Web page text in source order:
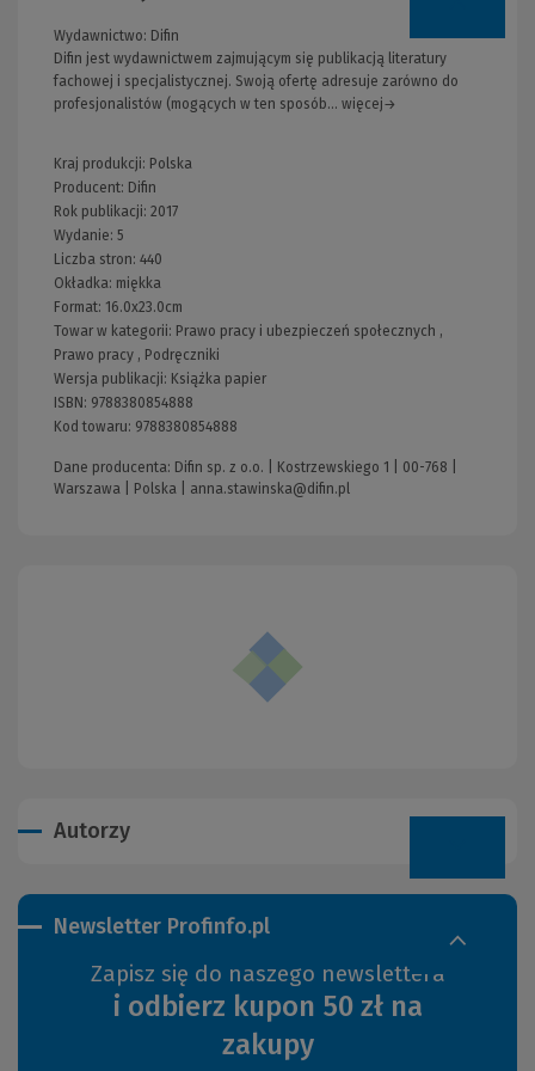
Wydawnictwo: Difin
Difin jest wydawnictwem zajmującym się publikacją literatury
fachowej i specjalistycznej. Swoją ofertę adresuje zarówno do
profesjonalistów (mogących w ten sposób... więcej→
Kraj produkcji: Polska
Producent: Difin
Rok publikacji: 2017
Wydanie: 5
Liczba stron: 440
Okładka: miękka
Format: 16.0x23.0cm
Towar w kategorii: Prawo pracy i ubezpieczeń społecznych ,
Prawo pracy , Podręczniki
Wersja publikacji: Książka papier
ISBN: 9788380854888
Kod towaru: 9788380854888
Dane producenta: Difin sp. z o.o. | Kostrzewskiego 1 | 00-768 |
Warszawa | Polska | anna.stawinska@difin.pl
Autorzy
Newsletter Profinfo.pl
Zapisz się do naszego newslettera
i odbierz kupon 50 zł na
zakupy